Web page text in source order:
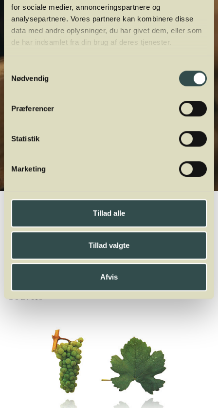
for sociale medier, annonceringspartnere og
analysepartnere. Vores partnere kan kombinere disse
data med andre oplysninger, du har givet dem, eller som
de har indsamlet fra din brug af deres tjenester.
Samtykkevalg
Nødvendig
Præferencer
Statistik
Marketing
Tillad alle
Tillad valgte
Afvis
Winelab.dk Vinviden vinordbog Druesorter Gouveio
A B C D E F G H I J K L M N O P Q R S T U V W X
Faberrebe Falanghina Fer Servadou Fiano
Fogoneu
Gouveio